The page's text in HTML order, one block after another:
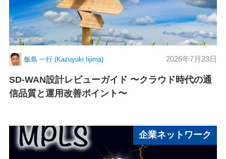
飯島 一行 (Kazuyuki Iijima) 2026年7月23日
SD-WAN設計レビューガイド 〜クラウド時代の通
信品質と運用改善ポイント〜
企業ネットワーク